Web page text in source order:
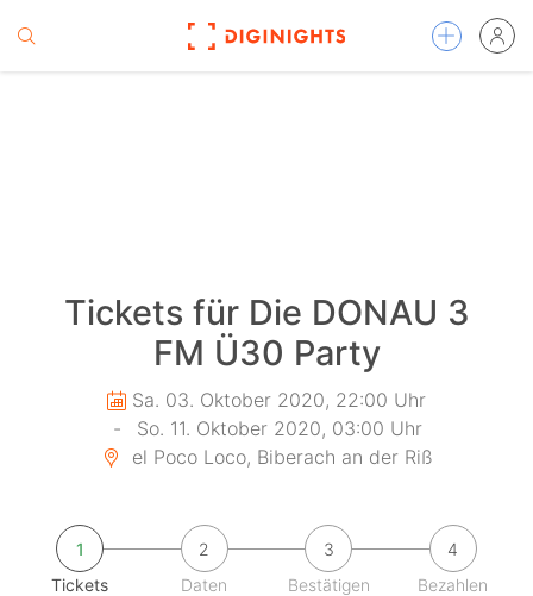
Tickets für Die DONAU 3
FM Ü30 Party
Sa. 03. Oktober 2020, 22:00 Uhr
-
So. 11. Oktober 2020, 03:00 Uhr
el Poco Loco, Biberach an der Riß
1
Tickets
2
Daten
3
Bestätigen
4
Bezahlen